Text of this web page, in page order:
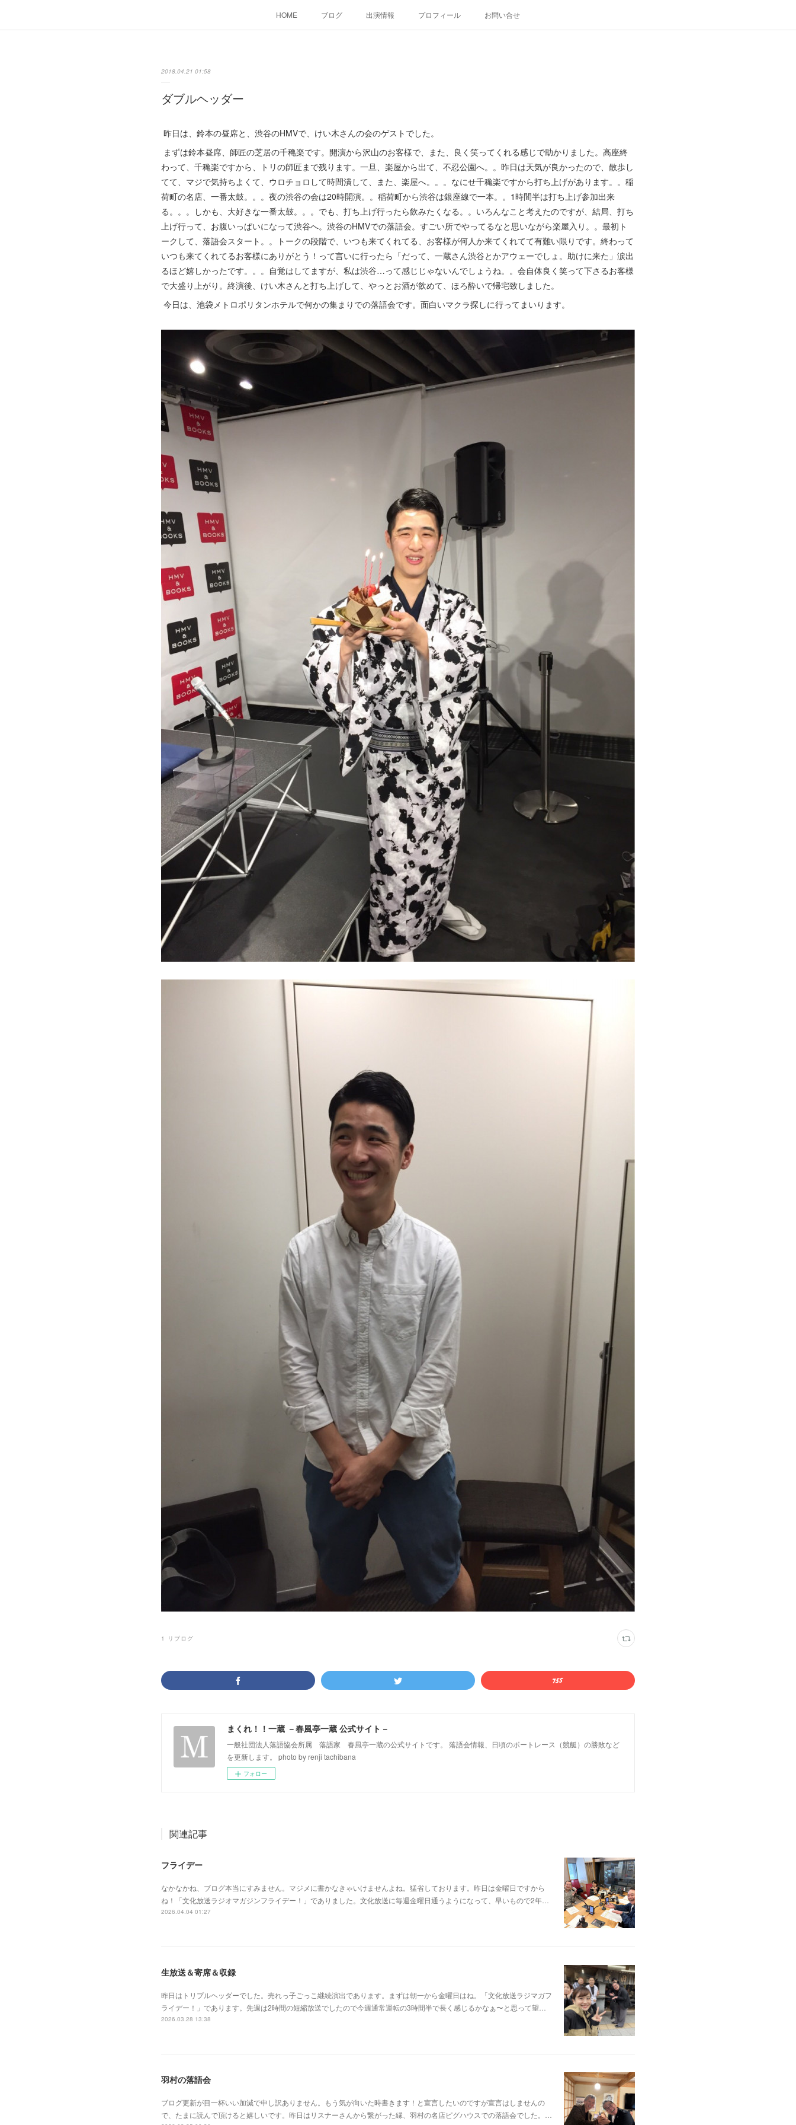
HOME ブログ 出演情報 プロフィール お問い合せ
2018.04.21 01:58
ダブルヘッダー
昨日は、鈴本の昼席と、渋谷のHMVで、けい木さんの会のゲストでした。
まずは鈴本昼席、師匠の芝居の千穐楽です。開演から沢山のお客様で、また、良く笑ってくれる感じで助かりました。高座終
わって、千穐楽ですから、トリの師匠まで残ります。一旦、楽屋から出て、不忍公園へ。。昨日は天気が良かったので、散歩し
てて、マジで気持ちよくて、ウロチョロして時間潰して、また、楽屋へ。。。なにせ千穐楽ですから打ち上げがあります。。稲
荷町の名店、一番太鼓。。。夜の渋谷の会は20時開演。。稲荷町から渋谷は銀座線で一本。。1時間半は打ち上げ参加出来
る。。。しかも、大好きな一番太鼓。。。でも、打ち上げ行ったら飲みたくなる。。いろんなこと考えたのですが、結局、打ち
上げ行って、お腹いっぱいになって渋谷へ。渋谷のHMVでの落語会。すごい所でやってるなと思いながら楽屋入り。。最初ト
ークして、落語会スタート。。トークの段階で、いつも来てくれてる、お客様が何人か来てくれてて有難い限りです。終わって
いつも来てくれてるお客様にありがとう！って言いに行ったら「だって、一蔵さん渋谷とかアウェーでしょ。助けに来た」涙出
るほど嬉しかったです。。。自覚はしてますが、私は渋谷…って感じじゃないんでしょうね。。会自体良く笑って下さるお客様
で大盛り上がり。終演後、けい木さんと打ち上げして、やっとお酒が飲めて、ほろ酔いで帰宅致しました。
今日は、池袋メトロポリタンホテルで何かの集まりでの落語会です。面白いマクラ探しに行ってまいります。
1 リブログ
まくれ！！一蔵 －春風亭一蔵 公式サイト－
一般社団法人落語協会所属 落語家 春風亭一蔵の公式サイトです。 落語会情報、日頃のボートレース（競艇）の勝敗など
を更新します。 photo by renji tachibana
フォロー
関連記事
フライデー
なかなかね、ブログ本当にすみません。マジメに書かなきゃいけませんよね。猛省しております。昨日は金曜日ですから
ね！「文化放送ラジオマガジンフライデー！」でありました。文化放送に毎週金曜日通うようになって、早いもので2年…
2026.04.04 01:27
生放送＆寄席＆収録
昨日はトリプルヘッダーでした。売れっ子ごっこ継続演出であります。まずは朝一から金曜日はね。「文化放送ラジマガフ
ライデー！」であります。先週は2時間の短縮放送でしたので今週通常運転の3時間半で長く感じるかなぁ〜と思って望…
2026.03.28 13:38
羽村の落語会
ブログ更新が目一杯いい加減で申し訳ありません。もう気が向いた時書きます！と宣言したいのですが宣言はしませんの
で、たまに読んで頂けると嬉しいです。昨日はリスナーさんから繋がった縁、羽村の名店ピグハウスでの落語会でした。…